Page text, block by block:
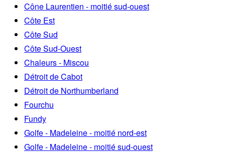
Cône Laurentien - moitié sud-ouest
Côte Est
Côte Sud
Côte Sud-Ouest
Chaleurs - Miscou
Détroit de Cabot
Détroit de Northumberland
Fourchu
Fundy
Golfe - Madeleine - moitié nord-est
Golfe - Madeleine - moitié sud-ouest